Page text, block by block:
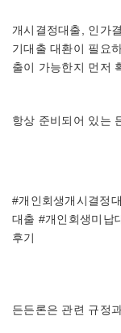
개시결정대출, 인가
기대출 대환이 필요
출이 가능한지 먼저
항상 준비되어 있는
#개인회생개시결정
대출 #개인회생미납
후기
든든론은 관련 규정